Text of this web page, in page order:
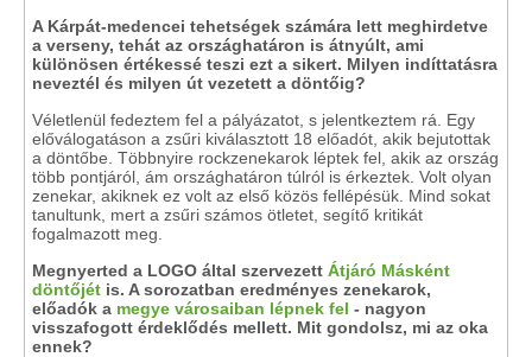
A Kárpát-medencei tehetségek számára lett meghirdetve
a verseny, tehát az országhatáron is átnyúlt, ami
különösen értékessé teszi ezt a sikert. Milyen indíttatásra
neveztél és milyen út vezetett a döntőig?
Véletlenül fedeztem fel a pályázatot, s jelentkeztem rá. Egy
előválogatáson a zsűri kiválasztott 18 előadót, akik bejutottak
a döntőbe. Többnyire rockzenekarok léptek fel, akik az ország
több pontjáról, ám országhatáron túlról is érkeztek. Volt olyan
zenekar, akiknek ez volt az első közös fellépésük. Mind sokat
tanultunk, mert a zsűri számos ötletet, segítő kritikát
fogalmazott meg.
Megnyerted a LOGO által szervezett Átjáró Másként
döntőjét is. A sorozatban eredményes zenekarok,
előadók a megye városaiban lépnek fel - nagyon
visszafogott érdeklődés mellett. Mit gondolsz, mi az oka
ennek?